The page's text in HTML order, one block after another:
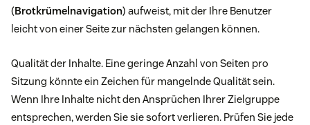
(Brotkrümelnavigation) aufweist, mit der Ihre Benutzer
leicht von einer Seite zur nächsten gelangen können.
Qualität der Inhalte. Eine geringe Anzahl von Seiten pro
Sitzung könnte ein Zeichen für mangelnde Qualität sein.
Wenn Ihre Inhalte nicht den Ansprüchen Ihrer Zielgruppe
entsprechen, werden Sie sie sofort verlieren. Prüfen Sie jede